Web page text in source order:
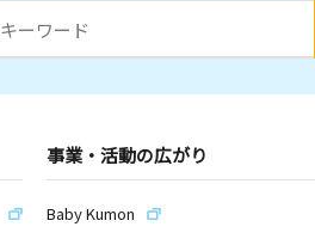
事業・活動の広がり
Baby Kumon